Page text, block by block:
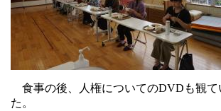
食事の後、人権についてのDVDも観て
た。